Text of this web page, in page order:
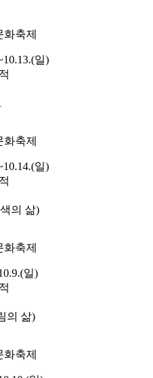
축제
일)
축제
일)
의 삶)
축제
일)
의 삶)
축제